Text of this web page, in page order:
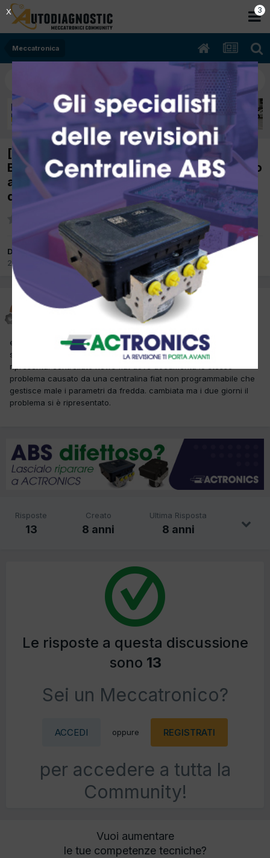
Meccatronica
[fiat auto qubo 09/2008 1400cc kfv 54Kw
Bifuel B/Gpl] motore da freddo o come primo
avviamento non risponde non accelera e
quasi sempre si spegne.
Da officinategazzini
23 Agosto 2017 inMeccatronica
officinategazzini
23 Agosto 2017
errore sonda ricca . provato alimentazione riscaldatore sonda e
sono presenti 12v . sost. sonda con una nuova ,il difetto si
ripresenta. controllato news fiat dove documenta lo stesso
problema causato da una centralina fiat non programmabile che
gestisce male i parametri da fredda. cambiata ma i due giorni il
problema si è ripresentato.
Risposte
13
Creato
8 anni
Ultima Risposta
8 anni
Le risposte a questa discussione
sono 13
Sei un Meccatronico?
ACCEDI oppure REGISTRATI
per accedere a tutta la
Community!
Vuoi aumentare
le tue competenze tecniche?
2
X